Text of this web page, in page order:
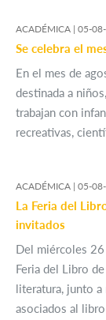
ACADÉMICA | 05-
Se celebra el
En el mes de
destinada a
trabajan con
recreativas,
ACADÉMICA | 05-
La Feria del
invitados
Del miércoles
Feria del Libro
literatura, junto
asociados al